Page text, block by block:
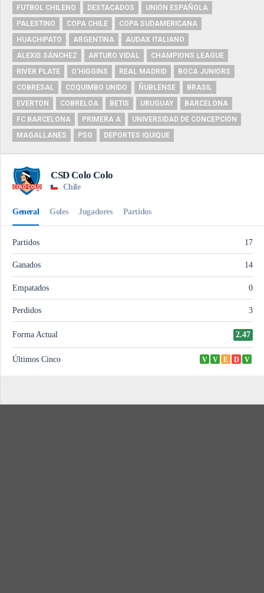
FUTBOL CHILENO
DESTACADOS
UNIÓN ESPAÑOLA
PALESTINO
COPA CHILE
COPA SUDAMERICANA
HUACHIPATO
ARGENTINA
AUDAX ITALIANO
ALEXIS SÁNCHEZ
ARTURO VIDAL
CHAMPIONS LEAGUE
RIVER PLATE
O'HIGGINS REAL MADRID
BOCA JUNIORS
COBRESAL
COQUIMBO UNIDO ÑUBLENSE
BRASIL
EVERTON
COBRELOA BETIS URUGUAY
BARCELONA
FC BARCELONA
PRIMERA A
UNIVERSIDAD DE CONCEPCIÓN
MAGALLANES
PSG DEPORTES IQUIQUE